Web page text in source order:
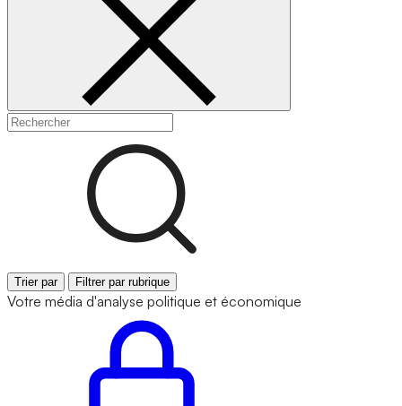
Trier par Filtrer par rubrique
Votre média d'analyse politique et économique